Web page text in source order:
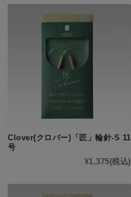
Clover(クロバー)「匠」輪針-S 11
号
¥1,375(税込)